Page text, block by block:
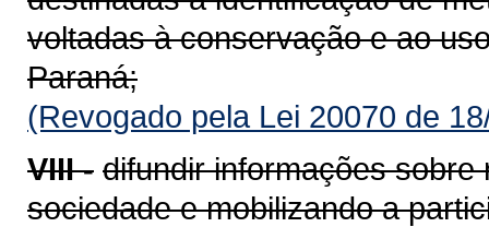
voltadas à conservação e ao
Paraná;
(Revogado pela Lei 20070 de
VIII - difundir informações
sociedade e mobilizando a